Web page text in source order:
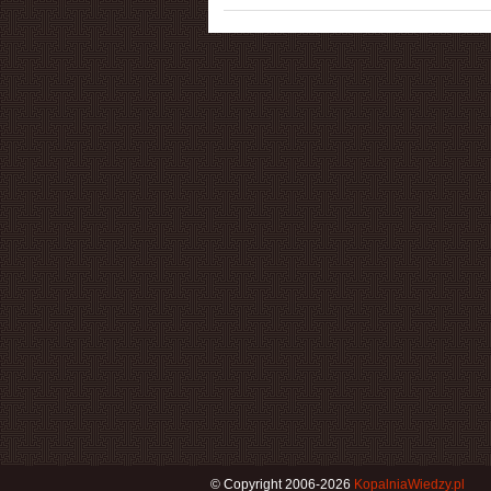
© Copyright 2006-2026 KopalniaWiedzy.pl